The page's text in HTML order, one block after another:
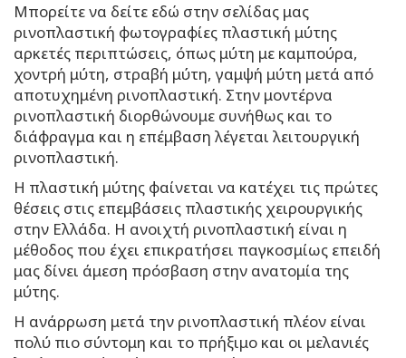
Μπορείτε να δείτε εδώ στην σελίδας μας
ρινοπλαστική φωτογραφίες πλαστική μύτης
αρκετές περιπτώσεις, όπως μύτη με καμπούρα,
χοντρή μύτη, στραβή μύτη, γαμψή μύτη μετά από
αποτυχημένη ρινοπλαστική. Στην μοντέρνα
ρινοπλαστική διορθώνουμε συνήθως και το
διάφραγμα και η επέμβαση λέγεται λειτουργική
ρινοπλαστική.
Η πλαστική μύτης φαίνεται να κατέχει τις πρώτες
θέσεις στις επεμβάσεις πλαστικής χειρουργικής
στην Ελλάδα. Η ανοιχτή ρινοπλαστική είναι η
μέθοδος που έχει επικρατήσει παγκοσμίως επειδή
μας δίνει άμεση πρόσβαση στην ανατομία της
μύτης.
Η ανάρρωση μετά την ρινοπλαστική πλέον είναι
πολύ πιο σύντομη και το πρήξιμο και οι μελανιές